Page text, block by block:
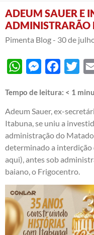
ADEUM SAUER E
ADMINISTRARÃO
Pimenta Blog - 30 de
WhatsAppMessengerFacebook
Tempo de leitura: < 1
Adeum Sauer, ex-
Itabuna, se uniu a
administração do
determinado a
aqui), antes sob
baiano, o Frigocentro.